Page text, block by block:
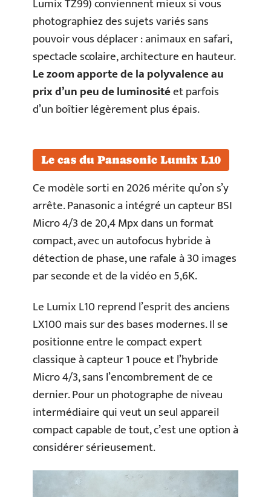
Lumix TZ99) conviennent mieux si vous
photographiez des sujets variés sans
pouvoir vous déplacer : animaux en safari,
spectacle scolaire, architecture en hauteur.
Le zoom apporte de la polyvalence au
prix d’un peu de luminositéet parfois
d’un boîtier légèrement plus épais.
Le cas du Panasonic Lumix L10
Ce modèle sorti en 2026 mérite qu’on s’y
arrête. Panasonic a intégré un capteur BSI
Micro 4/3 de 20,4 Mpx dans un format
compact, avec un autofocus hybride à
détection de phase, une rafale à 30 images
par seconde et de la vidéo en 5,6K.
Le Lumix L10 reprend l’esprit des anciens
LX100 mais sur des bases modernes. Il se
positionne entre le compact expert
classique à capteur 1 pouce et l’hybride
Micro 4/3, sans l’encombrement de ce
dernier. Pour un photographe de niveau
intermédiaire qui veut un seul appareil
compact capable de tout, c’est une option à
considérer sérieusement.